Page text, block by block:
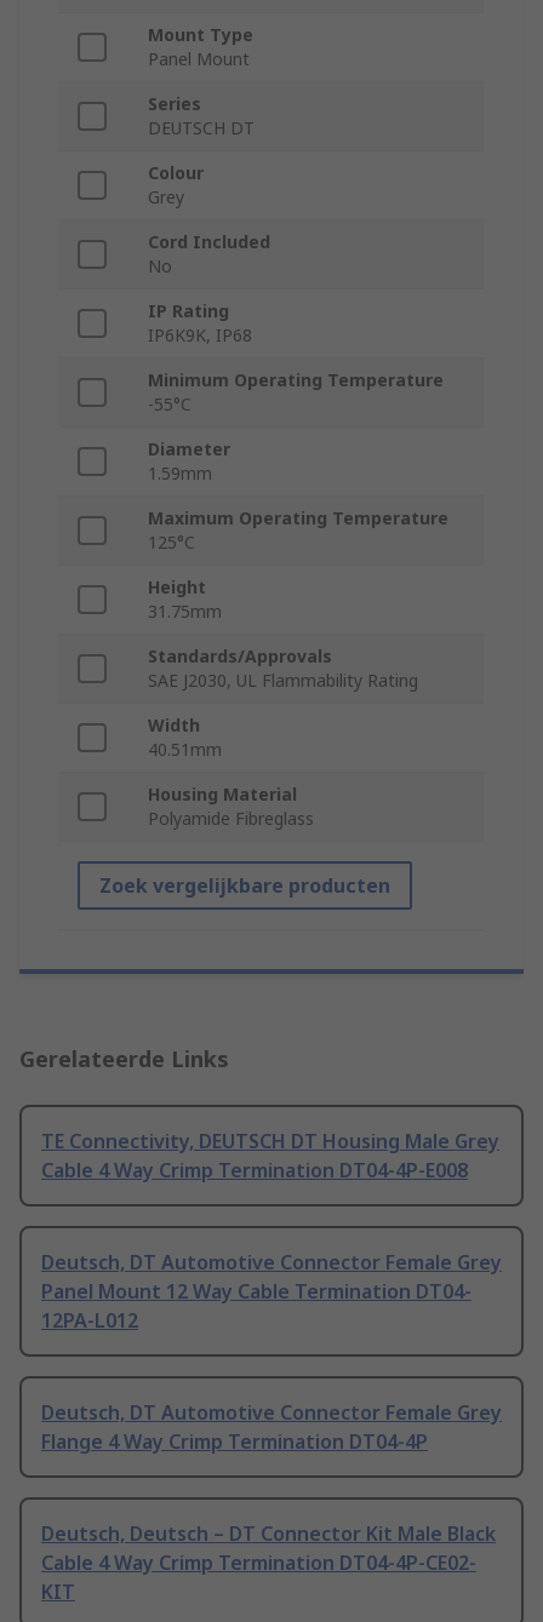
Mount Type
Panel Mount
Series
DEUTSCH DT
Colour
Grey
Cord Included
No
IP Rating
IP6K9K, IP68
Minimum Operating Temperature
-55°C
Diameter
1.59mm
Maximum Operating Temperature
125°C
Height
31.75mm
Standards/Approvals
SAE J2030, UL Flammability Rating
Width
40.51mm
Housing Material
Polyamide Fibreglass
Zoek vergelijkbare producten
Gerelateerde Links
TE Connectivity, DEUTSCH DT Housing Male Grey
Cable 4 Way Crimp Termination DT04-4P-E008
Deutsch, DT Automotive Connector Female Grey
Panel Mount 12 Way Cable Termination DT04-
12PA-L012
Deutsch, DT Automotive Connector Female Grey
Flange 4 Way Crimp Termination DT04-4P
Deutsch, Deutsch – DT Connector Kit Male Black
Cable 4 Way Crimp Termination DT04-4P-CE02-
KIT